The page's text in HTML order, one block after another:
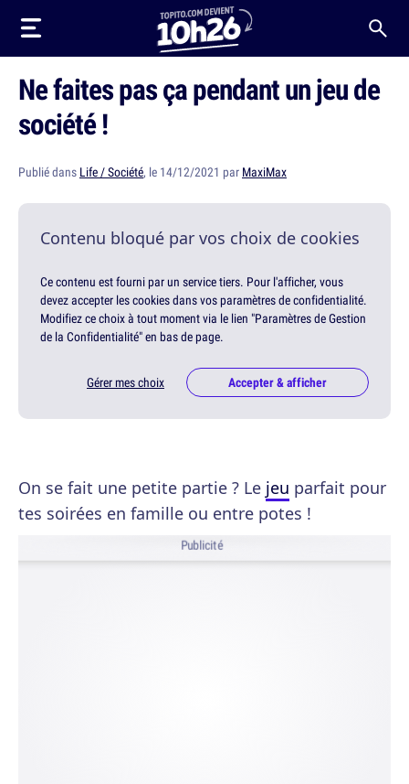
Ne faites pas ça pendant un jeu de
société !
Publié dans Life / Société, le 14/12/2021 par MaxiMax
Contenu bloqué par vos choix de cookies
Ce contenu est fourni par un service tiers. Pour l'afficher, vous
devez accepter les cookies dans vos paramètres de confidentialité.
Modifiez ce choix à tout moment via le lien "Paramètres de Gestion
de la Confidentialité" en bas de page.
Gérer mes choix Accepter & afficher
On se fait une petite partie ? Le jeu parfait pour
tes soirées en famille ou entre potes !
Publicité